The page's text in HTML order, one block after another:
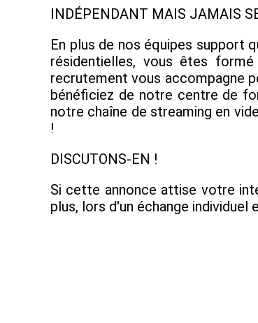
INDÉPENDANT MAIS JAMAIS
En plus de nos équipes support
résidentielles, vous êtes
recrutement vous accompagne
bénéficiez de notre centre de
notre chaîne de streaming en
!
DISCUTONS-EN !
Si cette annonce attise votre
plus, lors d'un échange